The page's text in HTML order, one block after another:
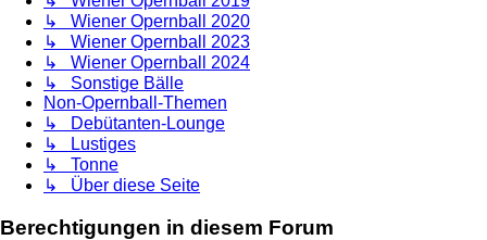
↳ Wiener Opernball 2020
↳ Wiener Opernball 2023
↳ Wiener Opernball 2024
↳ Sonstige Bälle
Non-Opernball-Themen
↳ Debütanten-Lounge
↳ Lustiges
↳ Tonne
↳ Über diese Seite
Berechtigungen in diesem Forum